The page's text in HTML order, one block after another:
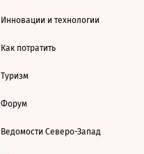
Инновации и технологии
Как потратить
Туризм
Форум
Ведомости Северо-Запад